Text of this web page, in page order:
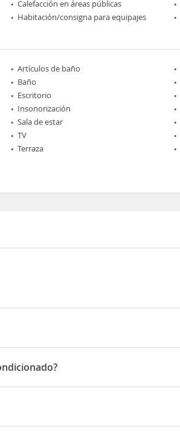
Calefacción en áreas públicas
Habitación/consigna para equipajes
Artículos de baño
Baño
Escritorio
Insonorización
Sala de estar
TV
Terraza